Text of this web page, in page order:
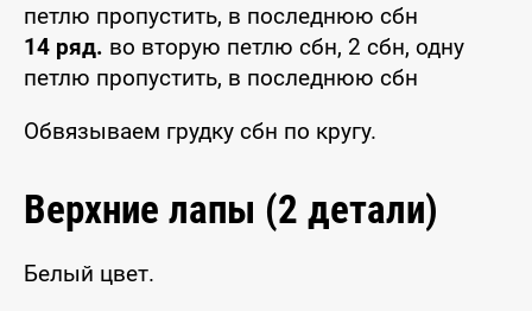
петлю пропустить, в последнюю сбн
14 ряд. во вторую петлю сбн, 2 сбн, одну
петлю пропустить, в последнюю сбн
Обвязываем грудку сбн по кругу.
Верхние лапы (2 детали)
Белый цвет.